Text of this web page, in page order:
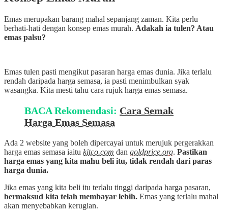
Emas merupakan barang mahal sepanjang zaman. Kita perlu
berhati-hati dengan konsep emas murah. Adakah ia tulen? Atau
emas palsu?
Emas tulen pasti mengikut pasaran harga emas dunia. Jika terlalu
rendah daripada harga semasa, ia pasti menimbulkan syak
wasangka. Kita mesti tahu cara rujuk harga emas semasa.
BACA Rekomendasi: Cara Semak
Harga Emas Semasa
Ada 2 website yang boleh dipercayai untuk merujuk pergerakkan
harga emas semasa iaitu kitco.com dan goldprice.org. Pastikan
harga emas yang kita mahu beli itu, tidak rendah dari paras
harga dunia.
Jika emas yang kita beli itu terlalu tinggi daripada harga pasaran,
bermaksud kita telah membayar lebih. Emas yang terlalu mahal
akan menyebabkan kerugian.